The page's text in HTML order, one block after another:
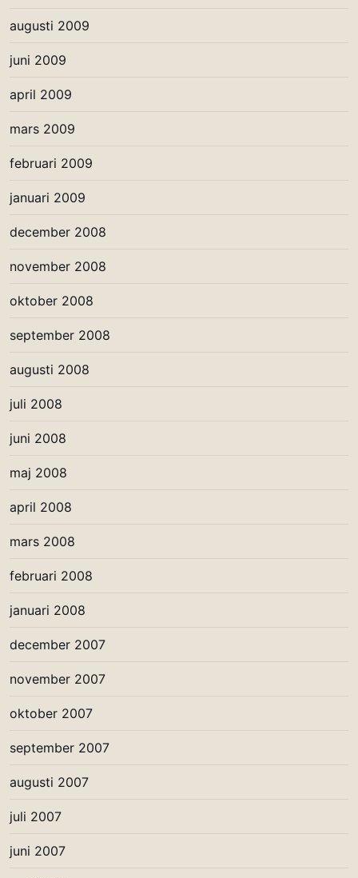
augusti 2009
juni 2009
april 2009
mars 2009
februari 2009
januari 2009
december 2008
november 2008
oktober 2008
september 2008
augusti 2008
juli 2008
juni 2008
maj 2008
april 2008
mars 2008
februari 2008
januari 2008
december 2007
november 2007
oktober 2007
september 2007
augusti 2007
juli 2007
juni 2007